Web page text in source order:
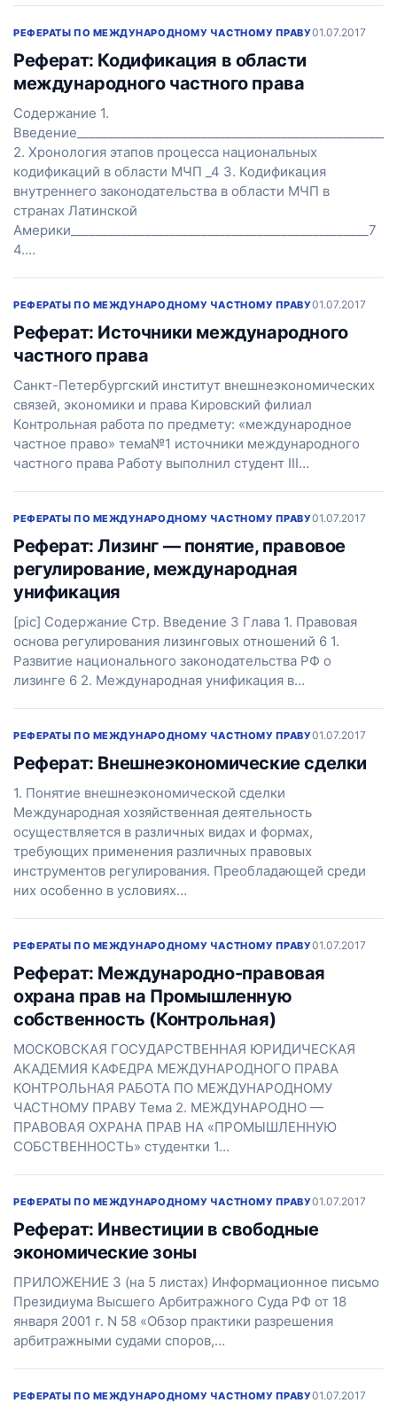
РЕФЕРАТЫ ПО МЕЖДУНАРОДНОМУ ЧАСТНОМУ ПРАВУ01.07.2017
Реферат: Кодификация в области
международного частного права
Содержание 1.
2. Хронология этапов процесса национальных
кодификаций в области МЧП _4 3. Кодификация
внутреннего законодательства в области МЧП в
странах Латинской
Америки________________________________________________7
4.…
РЕФЕРАТЫ ПО МЕЖДУНАРОДНОМУ ЧАСТНОМУ ПРАВУ01.07.2017
Реферат: Источники международного
частного права
Санкт-Петербургский институт внешнеэкономических
связей, экономики и права Кировский филиал
Контрольная работа по предмету: «международное
частное право» тема№1 источники международного
частного права Работу выполнил студент III…
РЕФЕРАТЫ ПО МЕЖДУНАРОДНОМУ ЧАСТНОМУ ПРАВУ01.07.2017
Реферат: Лизинг — понятие, правовое
регулирование, международная
унификация
[pic] Содержание Стр. Введение 3 Глава 1. Правовая
основа регулирования лизинговых отношений 6 1.
Развитие национального законодательства РФ о
лизинге 6 2. Международная унификация в…
РЕФЕРАТЫ ПО МЕЖДУНАРОДНОМУ ЧАСТНОМУ ПРАВУ01.07.2017
Реферат: Внешнеэкономические сделки
1. Понятие внешнеэкономической сделки
Международная хозяйственная деятельность
осуществляется в различных видах и формах,
требующих применения различных правовых
инструментов регулирования. Преобладающей среди
них особенно в условиях…
РЕФЕРАТЫ ПО МЕЖДУНАРОДНОМУ ЧАСТНОМУ ПРАВУ01.07.2017
Реферат: Международно-правовая
охрана прав на Промышленную
собственность (Контрольная)
МОСКОВСКАЯ ГОСУДАРСТВЕННАЯ ЮРИДИЧЕСКАЯ
АКАДЕМИЯ КАФЕДРА МЕЖДУНАРОДНОГО ПРАВА
КОНТРОЛЬНАЯ РАБОТА ПО МЕЖДУНАРОДНОМУ
ЧАСТНОМУ ПРАВУ Тема 2. МЕЖДУНАРОДНО —
ПРАВОВАЯ ОХРАНА ПРАВ НА «ПРОМЫШЛЕННУЮ
СОБСТВЕННОСТЬ» студентки 1…
РЕФЕРАТЫ ПО МЕЖДУНАРОДНОМУ ЧАСТНОМУ ПРАВУ01.07.2017
Реферат: Инвестиции в свободные
экономические зоны
ПРИЛОЖЕНИЕ 3 (на 5 листах) Информационное письмо
Президиума Высшего Арбитражного Суда РФ от 18
января 2001 г. N 58 «Обзор практики разрешения
арбитражными судами споров,…
РЕФЕРАТЫ ПО МЕЖДУНАРОДНОМУ ЧАСТНОМУ ПРАВУ01.07.2017